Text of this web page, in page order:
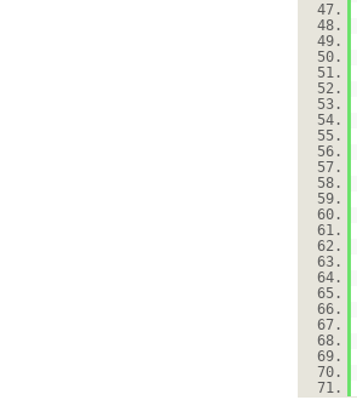
47.
48.
49.
50.
51.
52.
53.
54.
55.
56.
57.
58.
59.
60.
61.
62.
63.
64.
65.
66.
67.
68.
69.
70.
71.